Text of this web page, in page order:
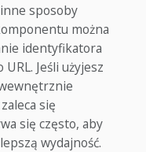
sposoby
można
identyfikatora
Jeśli użyjesz
się
się często, aby
wydajność.